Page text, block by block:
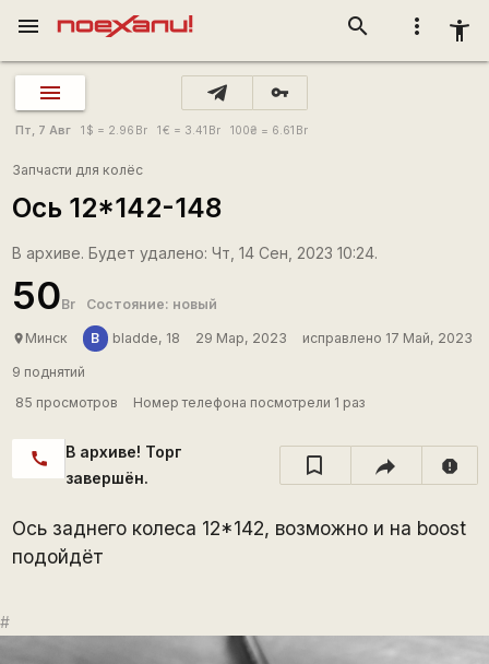
more_vert accessibility_new
search
menu
vpn_key
Пт, 7 Авг 1 $ = 2.96 Br 1€ = 3.41 Br 100₴ = 6.61 Br
Запчасти для колёс
Ось 12*142-148
В архиве. Будет удалено: Чт, 14 Сен, 2023 10:24.
50Br Состояние: новый
place Минск В bladde, 18 29 Мар, 2023 исправлено 17 Май, 2023
9 поднятий
85 просмотров
Номер телефона посмотрели 1 раз
call
В архиве! Торг
завершён.
report
Ось заднего колеса 12*142, возможно и на boost
подойдёт
#